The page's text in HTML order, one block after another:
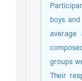
boys
groups
Their